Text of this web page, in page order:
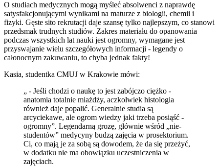
O studiach medycznych mogą myśleć absolwenci z naprawdę
satysfakcjonującymi wynikami na maturze z biologii, chemii i
fizyki. Gęste sito rekrutacji daje szansę tylko najlepszym, co stanowi
przedsmak trudnych studiów. Zakres materiału do opanowania
podczas wszystkich lat nauki jest ogromny, wymagane jest
przyswajanie wielu szczegółowych informacji - legendy o
całonocnym zakuwaniu, to chyba jednak fakty!
Kasia, studentka CMUJ w Krakowie mówi:
„ - Jeśli chodzi o naukę to jest zabójczo ciężko -
anatomia totalnie miażdży, aczkolwiek histologia
również daje popalić. Generalnie studia są
arcyciekawe, ale ogrom wiedzy jaki trzeba posiąść -
ogromny”. Legendarną grozę, głównie wśród „nie-
studentów” medycyny budzą zajęcia w prosektorium.
Ci, co mają je za sobą są dowodem, że da się przeżyć,
w dodatku nie ma obowiązku uczestniczenia w
zajęciach.